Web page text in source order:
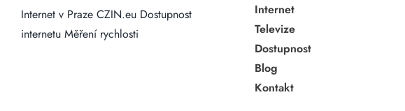
Internet v Praze CZIN.eu Dostupnost
internetu Měření rychlosti
Internet
Televize
Dostupnost
Blog
Kontakt